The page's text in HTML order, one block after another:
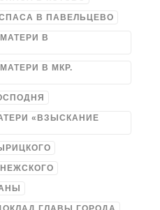
В ПАВЕЛЬЦЕВО
В
В МКР.
«ВЗЫСКАНИЕ